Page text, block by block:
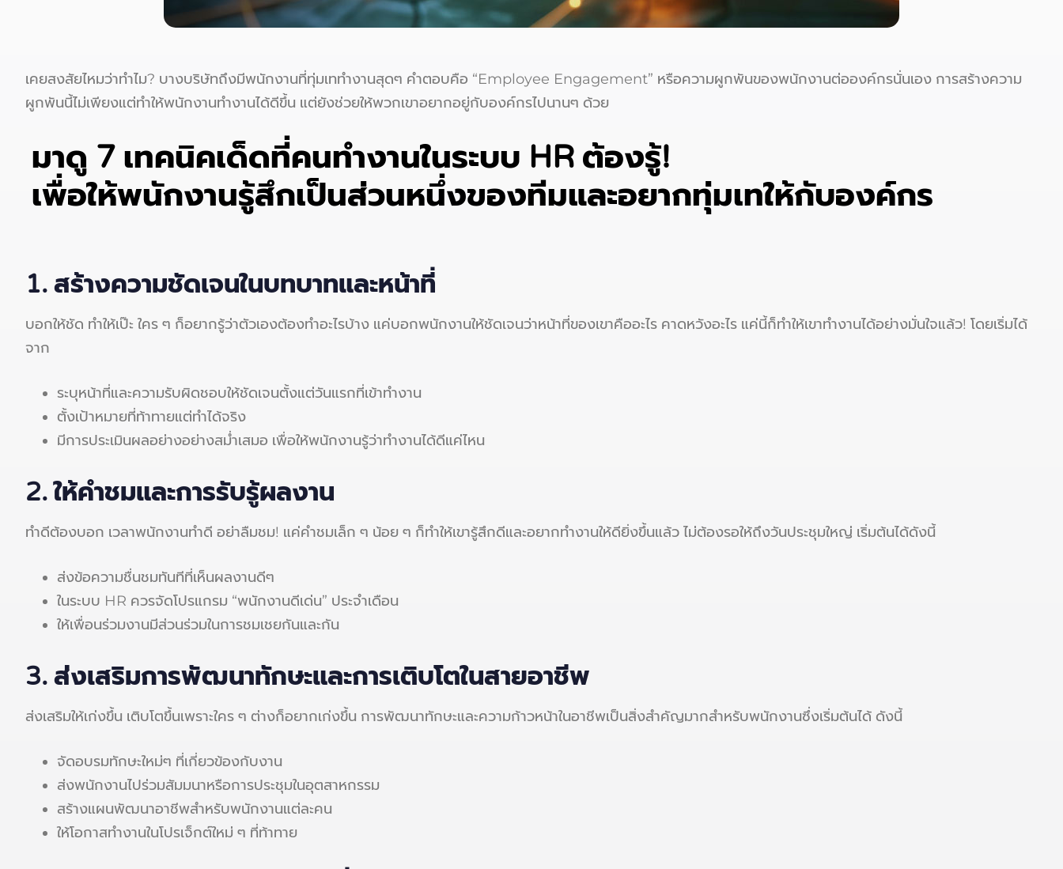
เคยสงสัยไหมว่าทำไม? บางบริษัทถึงมีพนักงานที่ทุ่มเททำงานสุดๆ คำตอบคือ “Employee Engagement” หรือความผูกพันของพนักงานต่อองค์กรนั่นเอง การสร้างความ
ผูกพันนี้ไม่เพียงแต่ทำให้พนักงานทำงานได้ดีขึ้น แต่ยังช่วยให้พวกเขาอยากอยู่กับองค์กรไปนานๆ ด้วย
มาดู 7 เทคนิคเด็ดที่คนทำงานในระบบ HR ต้องรู้!
เพื่อให้พนักงานรู้สึกเป็นส่วนหนึ่งของทีมและอยากทุ่มเทให้กับองค์กร
1. สร้างความชัดเจนในบทบาทและหน้าที่
บอกให้ชัด ทำให้เป๊ะ ใคร ๆ ก็อยากรู้ว่าตัวเองต้องทำอะไรบ้าง แค่บอกพนักงานให้ชัดเจนว่าหน้าที่ของเขาคืออะไร คาดหวังอะไร แค่นี้ก็ทำให้เขาทำงานได้อย่างมั่นใจแล้ว! โดยเริ่มได้
จาก
ระบุหน้าที่และความรับผิดชอบให้ชัดเจนตั้งแต่วันแรกที่เข้าทำงาน
ตั้งเป้าหมายที่ท้าทายแต่ทำได้จริง
มีการประเมินผลอย่างอย่างสม่ำเสมอ เพื่อให้พนักงานรู้ว่าทำงานได้ดีแค่ไหน
2.ให้คำชมและการรับรู้ผลงาน
ทำดีต้องบอก เวลาพนักงานทำดี อย่าลืมชม! แค่คำชมเล็ก ๆ น้อย ๆ ก็ทำให้เขารู้สึกดีและอยากทำงานให้ดียิ่งขึ้นแล้ว ไม่ต้องรอให้ถึงวันประชุมใหญ่ เริ่มต้นได้ดังนี้
ส่งข้อความชื่นชมทันทีที่เห็นผลงานดีๆ
ในระบบ HR ควรจัดโปรแกรม “พนักงานดีเด่น” ประจำเดือน
ให้เพื่อนร่วมงานมีส่วนร่วมในการชมเชยกันและกัน
3. ส่งเสริมการพัฒนาทักษะและการเติบโตในสายอาชีพ
ส่งเสริมให้เก่งขึ้น เติบโตขึ้นเพราะใคร ๆ ต่างก็อยากเก่งขึ้น การพัฒนาทักษะและความก้าวหน้าในอาชีพเป็นสิ่งสำคัญมากสำหรับพนักงานซึ่งเริ่มต้นได้ ดังนี้
จัดอบรมทักษะใหม่ๆ ที่เกี่ยวข้องกับงาน
ส่งพนักงานไปร่วมสัมมนาหรือการประชุมในอุตสาหกรรม
สร้างแผนพัฒนาอาชีพสำหรับพนักงานแต่ละคน
ให้โอกาสทำงานในโปรเจ็กต์ใหม่ ๆ ที่ท้าทาย